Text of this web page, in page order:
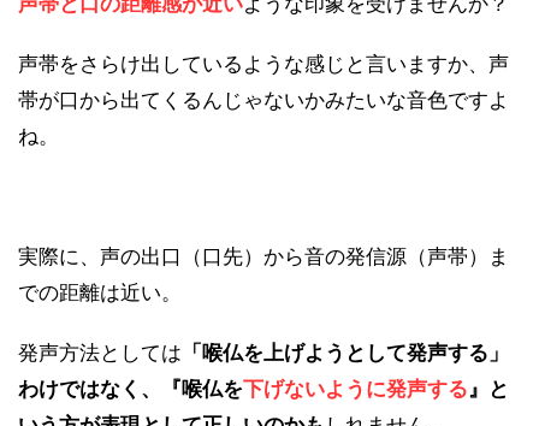
声帯をさらけ出しているような感じと言いますか、声
帯が口から出てくるんじゃないかみたいな音色ですよ
ね。
実際に、声の出口（口先）から音の発信源（声帯）ま
での距離は近い。
発声方法としては 「喉仏を上げようとして発声する」
わけではなく、『喉仏を下げないように発声する 』と